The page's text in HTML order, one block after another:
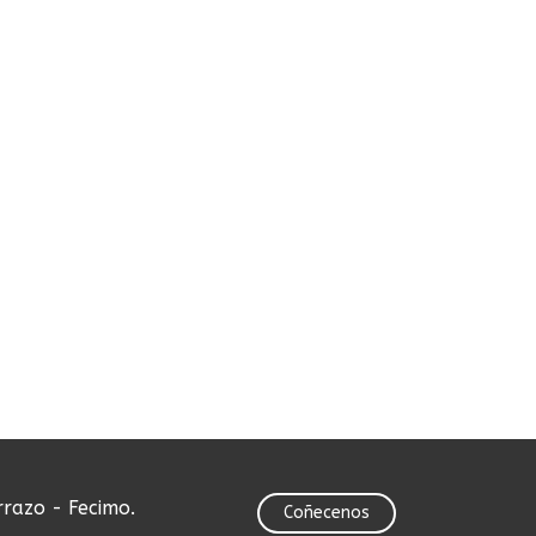
- Fecimo. Coñecenos